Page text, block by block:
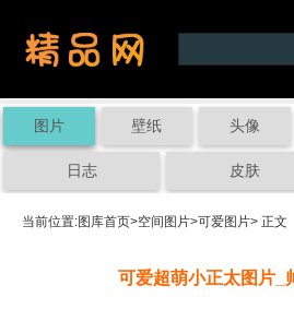
图片 壁纸 头像
日志 皮肤
当前位置:图库首页>空间图片>可爱图片> 正文
可爱超萌小正太图片_